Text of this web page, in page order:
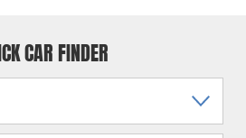
CAR FINDER